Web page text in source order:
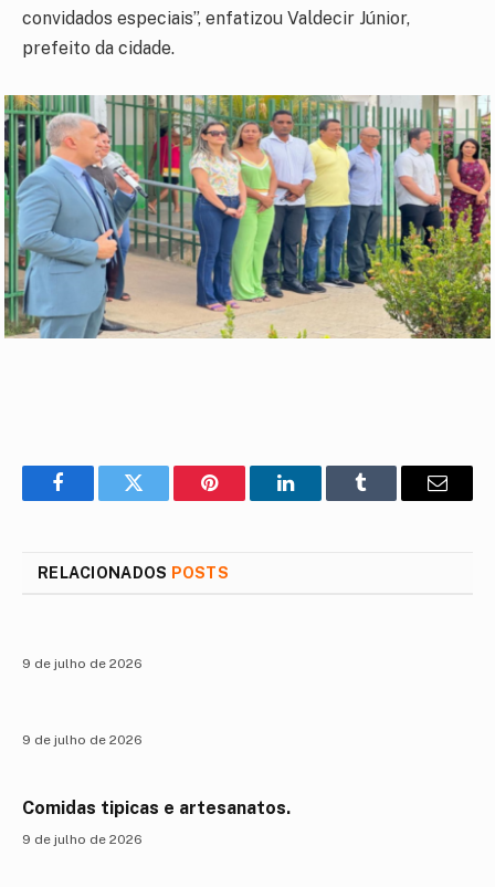
convidados especiais”, enfatizou Valdecir Júnior,
prefeito da cidade.
FacebookTwitter Pinterest LinkedInTumblr
E-
RELACIONADOS POSTS
9 de julho de 2026
9 de julho de 2026
Comidas tipicas e artesanatos.
9 de julho de 2026